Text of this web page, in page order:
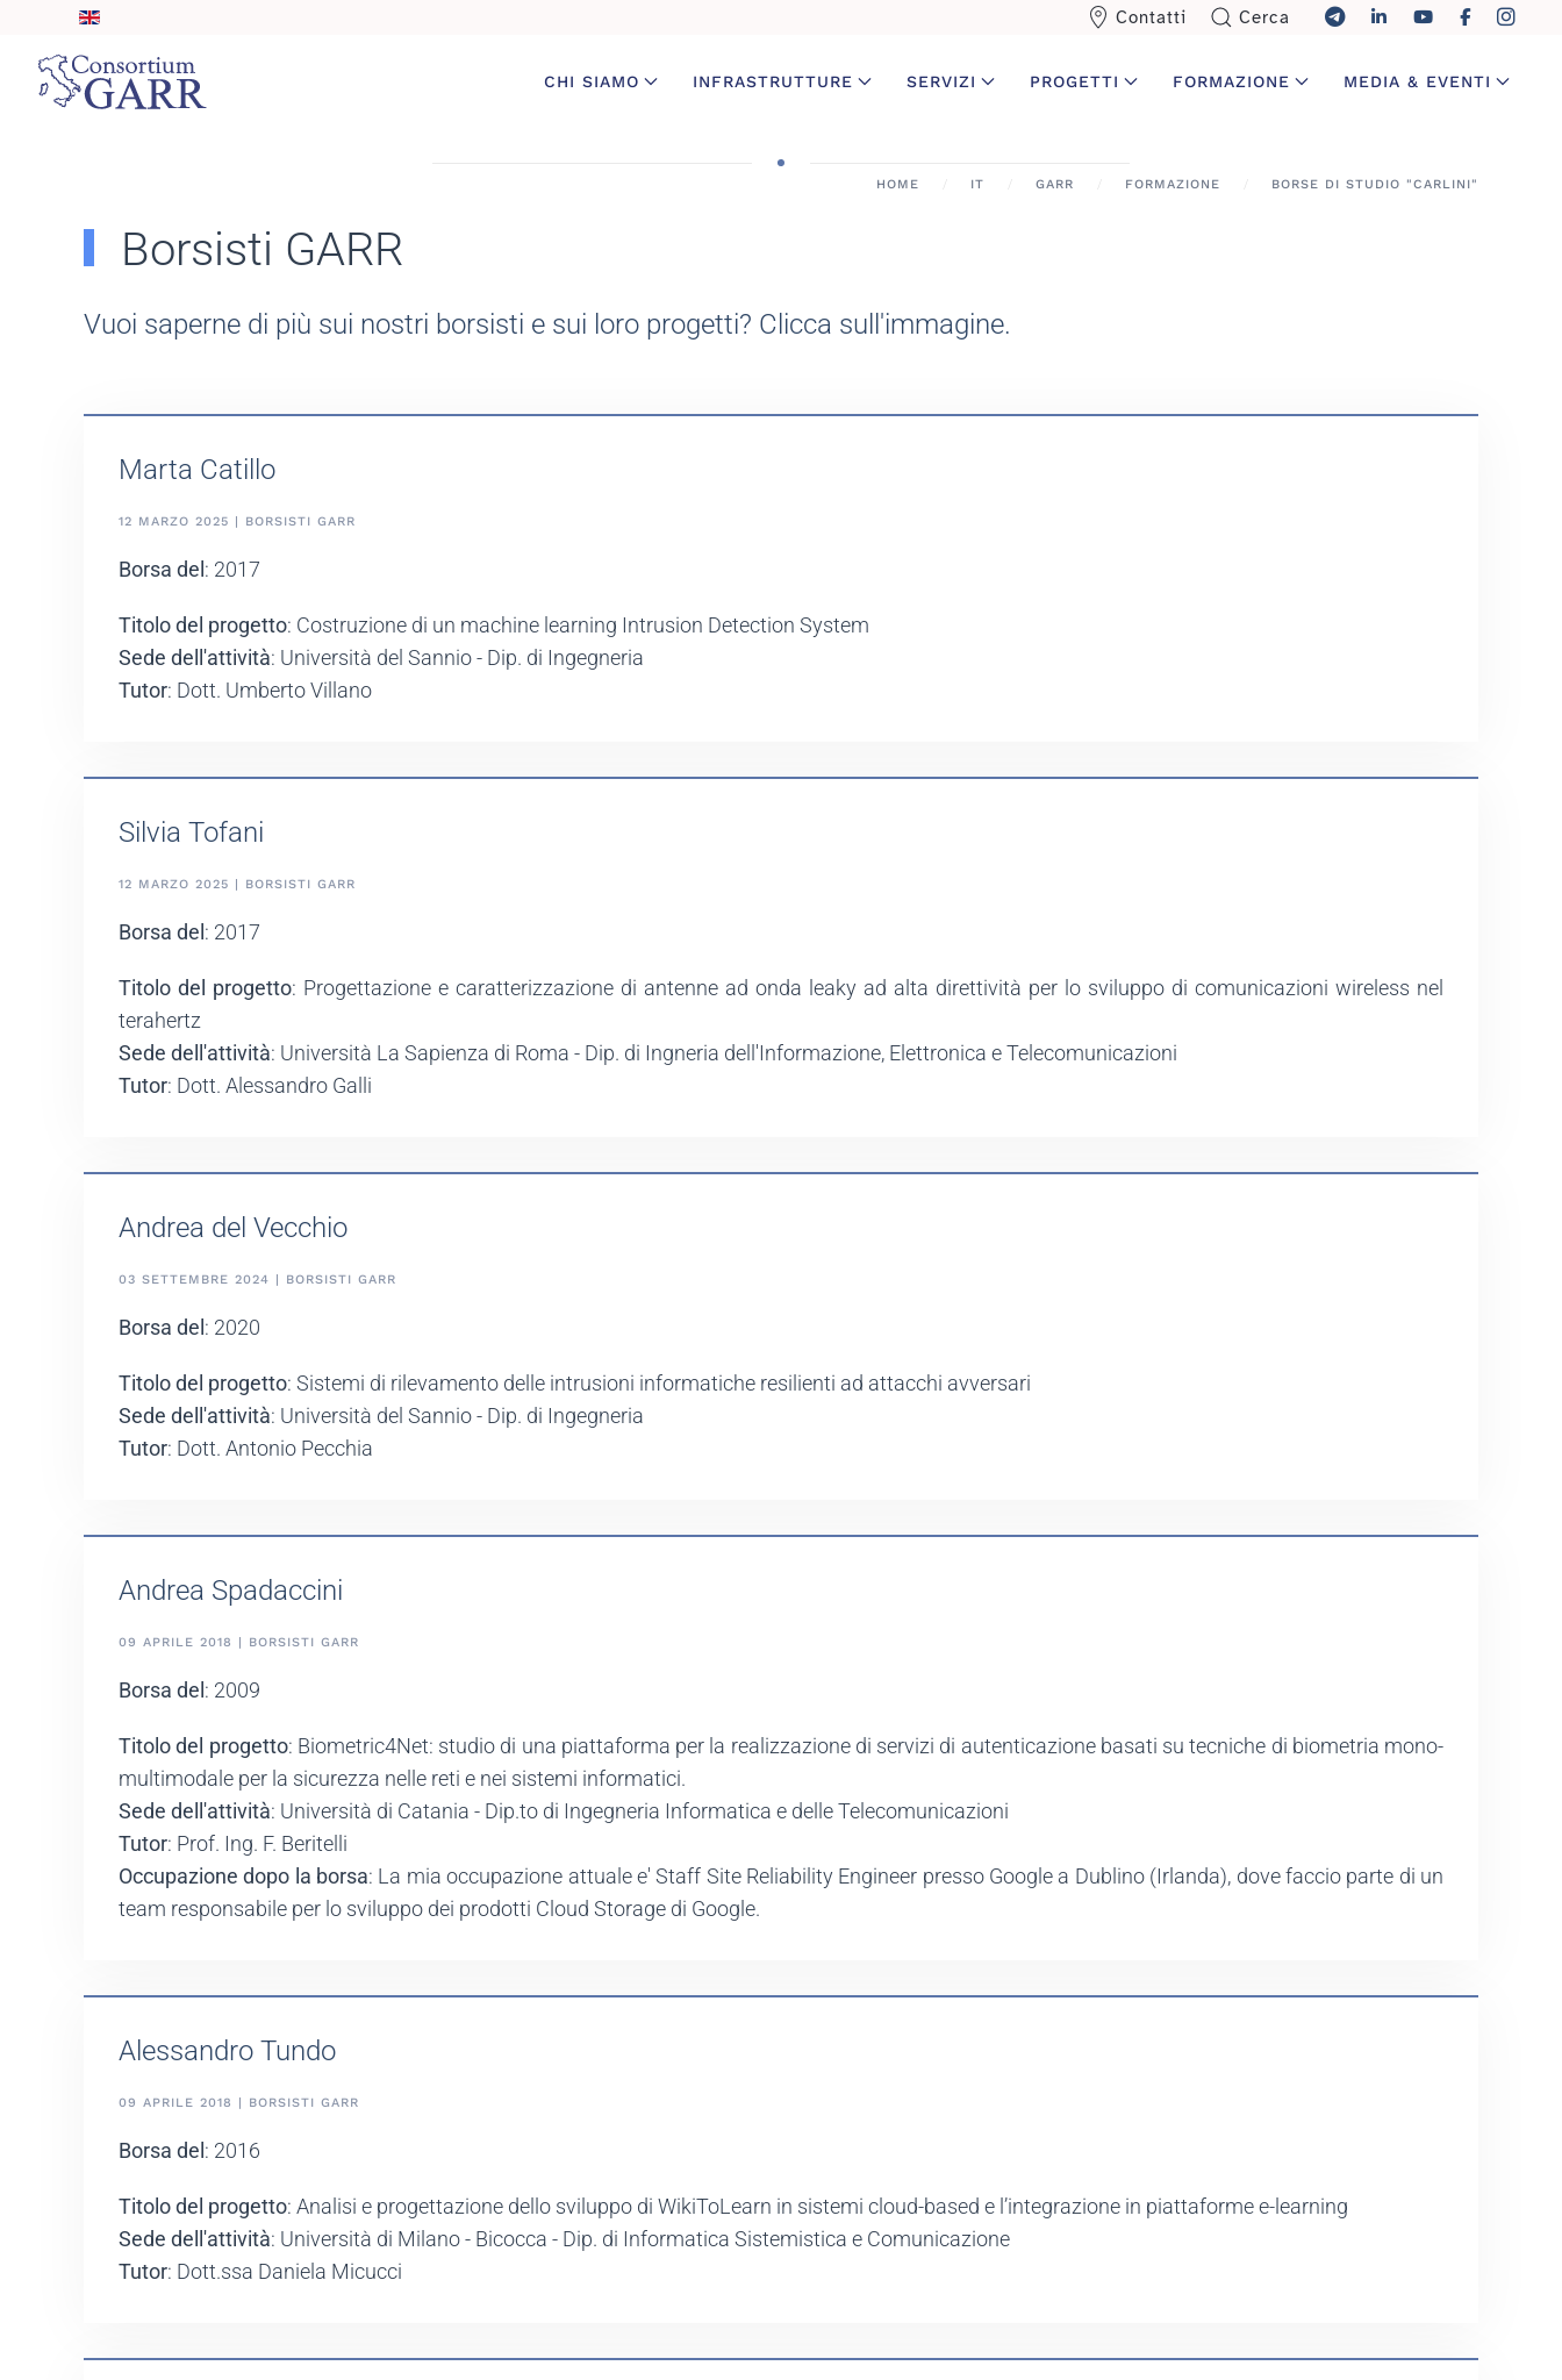
Skip to main content
Contatti Cerca
CHI SIAMO INFRASTRUTTURE SERVIZI PROGETTI FORMAZIONE MEDIA & EVENTI
HOME IT GARR FORMAZIONE BORSE DI STUDIO "CARLINI"
Borsisti GARR
Vuoi saperne di più sui nostri borsisti e sui loro progetti? Clicca sull'immagine.
Marta Catillo
12 MARZO 2025 | BORSISTI GARR
Borsa del : 2017
Titolo del progetto: Costruzione di un machine learning Intrusion Detection System
Sede dell'attività: Università del Sannio - Dip. di Ingegneria
Tutor: Dott. Umberto Villano
Silvia Tofani
12 MARZO 2025 | BORSISTI GARR
Borsa del : 2017
Titolo del progetto: Progettazione e caratterizzazione di antenne ad onda leaky ad alta direttività per lo sviluppo di comunicazioni wireless nel
terahertz
Sede dell'attività: Università La Sapienza di Roma - Dip. di Ingneria dell'Informazione, Elettronica e Telecomunicazioni
Tutor: Dott. Alessandro Galli
Andrea del Vecchio
03 SETTEMBRE 2024 | BORSISTI GARR
Borsa del : 2020
Titolo del progetto: Sistemi di rilevamento delle intrusioni informatiche resilienti ad attacchi avversari
Sede dell'attività: Università del Sannio - Dip. di Ingegneria
Tutor: Dott. Antonio Pecchia
Andrea Spadaccini
09 APRILE 2018 | BORSISTI GARR
Borsa del : 2009
Titolo del progetto: Biometric4Net: studio di una piattaforma per la realizzazione di servizi di autenticazione basati su tecniche di biometria mono-
multimodale per la sicurezza nelle reti e nei sistemi informatici.
Sede dell'attività: Università di Catania - Dip.to di Ingegneria Informatica e delle Telecomunicazioni
Tutor: Prof. Ing. F. Beritelli
Occupazione dopo la borsa: La mia occupazione attuale e' Staff Site Reliability Engineer presso Google a Dublino (Irlanda), dove faccio parte di un
team responsabile per lo sviluppo dei prodotti Cloud Storage di Google.
Alessandro Tundo
09 APRILE 2018 | BORSISTI GARR
Borsa del : 2016
Titolo del progetto: Analisi e progettazione dello sviluppo di WikiToLearn in sistemi cloud-based e l’integrazione in piattaforme e-learning
Sede dell'attività: Università di Milano - Bicocca - Dip. di Informatica Sistemistica e Comunicazione
Tutor: Dott.ssa Daniela Micucci